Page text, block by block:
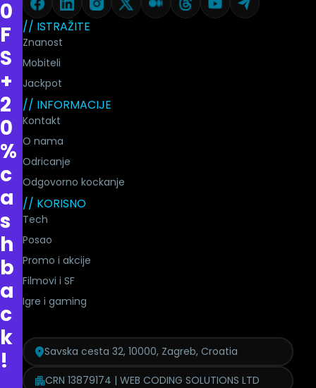
0
F
S
+
2
0
%
c
a
s
h
b
a
c
k
!
// ISTRAŽITE
Znanost
Mobiteli
Jackpot
// INFORMACIJE
Kontakt
O nama
Odricanje
Odgovorno kockanje
// KORISNO
Tech
Posao
Promo i akcije
Filmovi i SF
Igre i gaming
Savska cesta 32, 10000, Zagreb, Croatia
CRN 13879174 | WEB CODING SOLUTIONS LTD